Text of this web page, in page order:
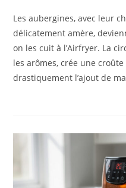
Les aubergines, avec leur
délicatement amère,
on les cuit à l’Airfryer. La
les arômes, crée une
drastiquement l’ajout de